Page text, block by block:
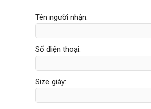
Tên người nhận:
Số điện thoại:
Size giày: